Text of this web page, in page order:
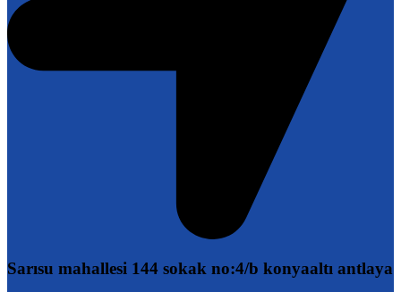
Sarısu mahallesi 144 sokak no:4/b konyaaltı antlaya